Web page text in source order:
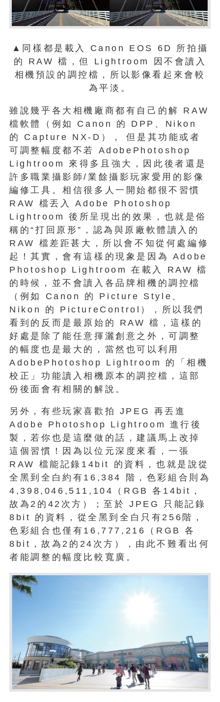
▲同樣都是載入 Canon EOS 6D 所拍攝
的 RAW 檔，但 Lightroom 因不會讀入
相機預設的調控檔，所以影像看起來會較
為平淡。
雖說幾乎各大相機廠商都有自己的解 RAW
檔軟體（例如 Canon 的 DPP、Nikon
的 Capture NX-D）， 但是其功能或者
可調整幅度都不若 AdobePhotoshop
Lightroom 來得多且強大，因此後者還是
許多職業攝影師/業餘攝影玩家愛用的影像
編修工具。相信很多人一開始都很不習慣
RAW 檔丟入 Adobe Photoshop
Lightroom 後所呈現出的效果，也就是俗
稱的“打回原形”，認為與原廠軟體讀入的
RAW 檔差距甚大，所以會不知從何處編修
起！其實，會有這樣的現象是因為 Adobe
Photoshop Lightroom 在載入 RAW 檔
的時候，並不會讀入各品牌相機的調控檔
（例如 Canon 的 Picture Style、
Nikon 的 PictureControl），所以我們
看到的反而是最原始的 RAW 檔，這樣的
好處是除了能任意揮灑創意之外，可調整
的幅度也是最大的，當然也可以利用
AdobePhotoshop Lightroom 的「相機
校正」功能讀入相機原本的調控檔，這部
份後面會有相關的解說。
另外，有些玩家喜歡拍 JPEG 再丟進
Adobe Photoshop Lightroom 進行後
製，若你也是這麼做的話，建議馬上改掉
這個習慣！因為以位元深度來看，一張
RAW 檔能記錄14bit 的資料，也就是說從
全黑到全白約有16,384 階，色彩組合則為
4,398,046,511,104（RGB 各14bit，
故為2的42次方）；至於 JPEG 只能記錄
8bit 的資料，從全黑到全白只有256階，
色彩組合也僅有16,777,216（RGB 各
8bit，故為2的24次方），由此不難看出何
者能調整的幅度比較寬廣。